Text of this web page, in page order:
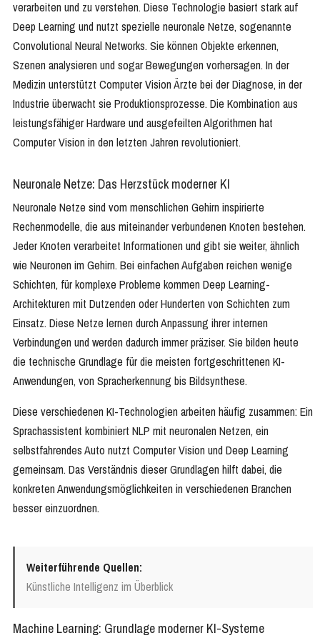
verarbeiten und zu verstehen. Diese Technologie basiert stark auf
Deep Learning und nutzt spezielle neuronale Netze, sogenannte
Convolutional Neural Networks. Sie können Objekte erkennen,
Szenen analysieren und sogar Bewegungen vorhersagen. In der
Medizin unterstützt Computer Vision Ärzte bei der Diagnose, in der
Industrie überwacht sie Produktionsprozesse. Die Kombination aus
leistungsfähiger Hardware und ausgefeilten Algorithmen hat
Computer Vision in den letzten Jahren revolutioniert.
Neuronale Netze: Das Herzstück moderner KI
Neuronale Netze sind vom menschlichen Gehirn inspirierte
Rechenmodelle, die aus miteinander verbundenen Knoten bestehen.
Jeder Knoten verarbeitet Informationen und gibt sie weiter, ähnlich
wie Neuronen im Gehirn. Bei einfachen Aufgaben reichen wenige
Schichten, für komplexe Probleme kommen Deep Learning-
Architekturen mit Dutzenden oder Hunderten von Schichten zum
Einsatz. Diese Netze lernen durch Anpassung ihrer internen
Verbindungen und werden dadurch immer präziser. Sie bilden heute
die technische Grundlage für die meisten fortgeschrittenen KI-
Anwendungen, von Spracherkennung bis Bildsynthese.
Diese verschiedenen KI-Technologien arbeiten häufig zusammen: Ein
Sprachassistent kombiniert NLP mit neuronalen Netzen, ein
selbstfahrendes Auto nutzt Computer Vision und Deep Learning
gemeinsam. Das Verständnis dieser Grundlagen hilft dabei, die
konkreten Anwendungsmöglichkeiten in verschiedenen Branchen
besser einzuordnen.
Weiterführende Quellen:
Künstliche Intelligenz im Überblick
Machine Learning: Grundlage moderner KI-Systeme